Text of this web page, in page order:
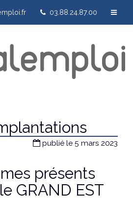
03.88.24.87.00
publié le 5 mars 2023
présents
GRAND EST